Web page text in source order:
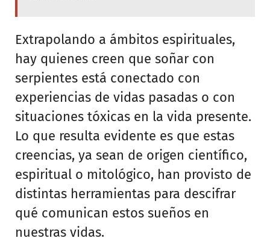
Extrapolando a ámbitos espirituales,
hay quienes creen que soñar con
serpientes está conectado con
experiencias de vidas pasadas o con
situaciones tóxicas en la vida presente.
Lo que resulta evidente es que estas
creencias, ya sean de origen científico,
espiritual o mitológico, han provisto de
distintas herramientas para descifrar
qué comunican estos sueños en
nuestras vidas.